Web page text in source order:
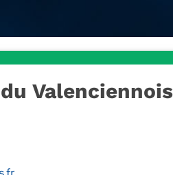
Valenciennois